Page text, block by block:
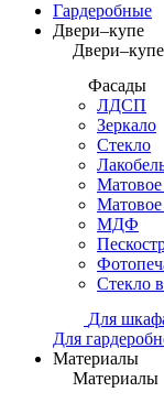
Гардеробные
Двери–купе
Двери–купе
Фасады
ЛДСП
Зеркало
Стекло
Матовое
Матовое
МДФ
Стекло
Для
Для
Материалы
Материалы